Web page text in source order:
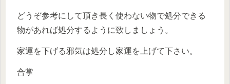
どうぞ参考にして頂き長く使わない物で処分できる
物があれば処分するように致しましょう。
家運を下げる邪気は処分し家運を上げて下さい。
合掌